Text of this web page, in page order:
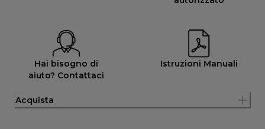
Hai bisogno di
aiuto? Contattaci
Istruzioni Manuali
Acquista